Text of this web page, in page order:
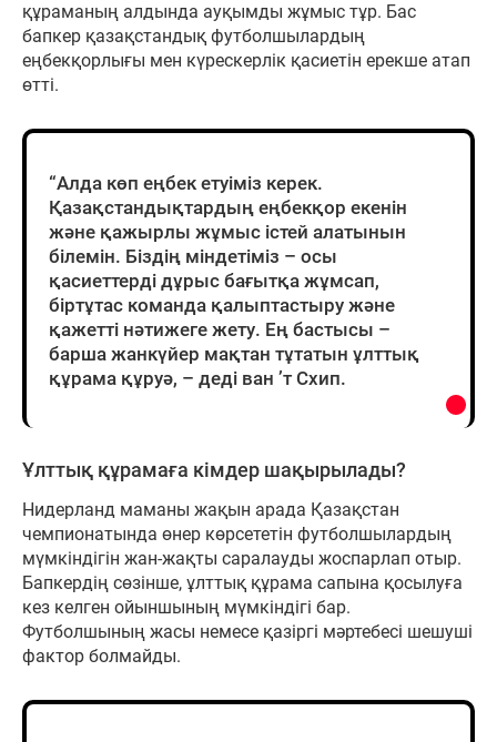
құраманың алдында ауқымды жұмыс тұр. Бас
бапкер қазақстандық футболшылардың
еңбекқорлығы мен күрескерлік қасиетін ерекше атап
өтті.
“Алда көп еңбек етуіміз керек.
Қазақстандықтардың еңбекқор екенін
және қажырлы жұмыс істей алатынын
білемін. Біздің міндетіміз – осы
қасиеттерді дұрыс бағытқа жұмсап,
біртұтас команда қалыптастыру және
қажетті нәтижеге жету. Ең бастысы –
барша жанкүйер мақтан тұтатын ұлттық
құрама құруә, – деді ван ’т Схип.
Ұлттық құрамаға кімдер шақырылады?
Нидерланд маманы жақын арада Қазақстан
чемпионатында өнер көрсететін футболшылардың
мүмкіндігін жан-жақты саралауды жоспарлап отыр.
Бапкердің сөзінше, ұлттық құрама сапына қосылуға
кез келген ойыншының мүмкіндігі бар.
Футболшының жасы немесе қазіргі мәртебесі шешуші
фактор болмайды.